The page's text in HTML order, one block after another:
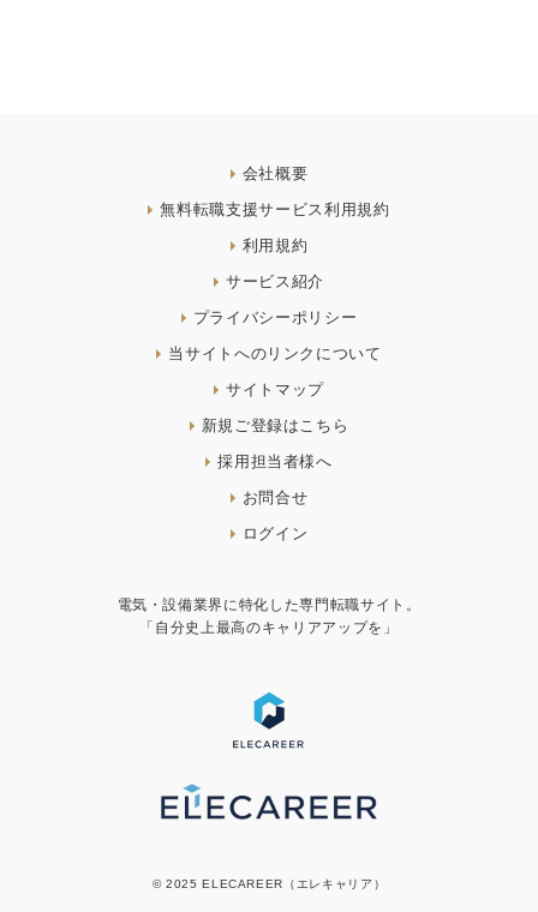
会社概要
無料転職支援サービス利用規約
利用規約
サービス紹介
プライバシーポリシー
当サイトへのリンクについて
サイトマップ
新規ご登録はこちら
採用担当者様へ
お問合せ
ログイン
電気・設備業界に特化した専門転職サイト。
「自分史上最高のキャリアアップを」
© 2025 ELECAREER（エレキャリア）